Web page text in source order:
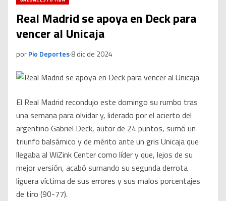
Real Madrid se apoya en Deck para
vencer al Unicaja
porPio Deportes·8 dic de 2024
El Real Madrid recondujo este domingo su rumbo tras
una semana para olvidar y, liderado por el acierto del
argentino Gabriel Deck, autor de 24 puntos, sumó un
triunfo balsámico y de mérito ante un gris Unicaja que
llegaba al WiZink Center como líder y que, lejos de su
mejor versión, acabó sumando su segunda derrota
liguera víctima de sus errores y sus malos porcentajes
de tiro (90-77).